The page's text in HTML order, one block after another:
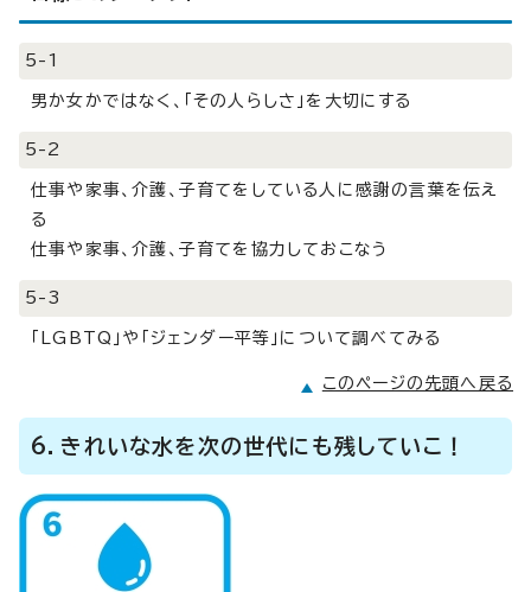
5-1
男か女かではなく、「その人らしさ」を大切にする
5-2
仕事や家事、介護、子育てをしている人に感謝の言葉を伝え
る
仕事や家事、介護、子育てを協力しておこなう
5-3
「LGBTQ」や「ジェンダー平等」について調べてみる
このページの先頭へ戻る
6．きれいな水を次の世代にも残していこ！